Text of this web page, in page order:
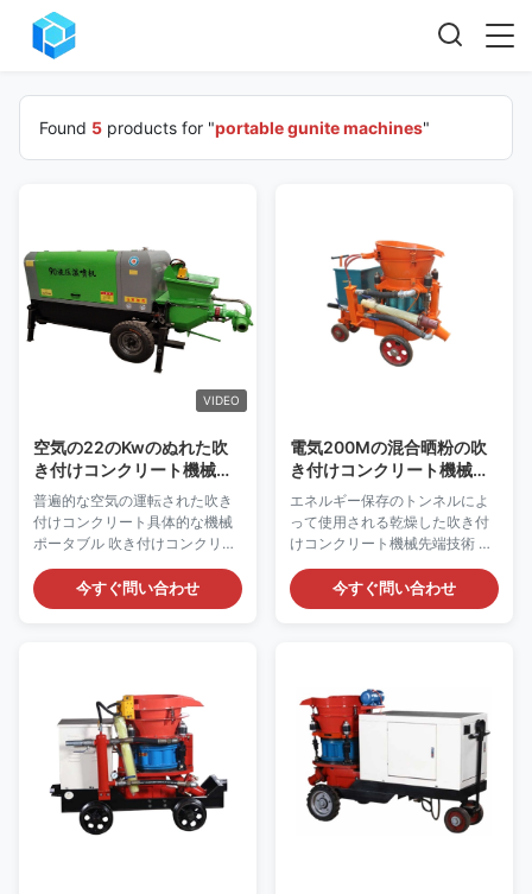
Found 5 products for "portable gunite machines"
VIDEO
空気の22のKwのぬれた吹
き付けコンクリート機械携
帯用Gunite機械
普遍的な空気の運転された吹き
付けコンクリート具体的な機械
ポータブル 吹き付けコンクリー
トの具体的な機械 吹き付けコン
クリートの具体的な機械の記述:
1. 空気の加速装置ポンプは圧縮
を延長させることができる。2。
圧縮空気の清潔および汚れたガ
ス弁の摩耗を保障するために
は、空気の三重の部品を取付け
ることを推薦する。3.パイプラ
インおよびダイヤフラムの影響
を減らすスイッチは断続的にゆ
今すぐ問い合わせ
電気200Mの混合晒粉の吹
き付けコンクリート機械携
帯用Gunite機械
エネルギー保存のトンネルによ
って使用される乾燥した吹き付
けコンクリート機械先端技術 乾
燥した吹き付けコンクリート機
械 乾燥した吹き付けコンクリー
ト機械の運転装置:十分に封じら
は約87であり、伝達効率は92%
である。モーターは減力剤、ロ
ーター シャフトへの平行に縦に
取付けられる。 乾燥した吹き付
けコンクリート機械の変数: 技術
変数 モデル PZ-5 PZ-6 PZ-6F
PZ-7 PZ-9/WSP 効率（m3/h）
今すぐ問い合わせ